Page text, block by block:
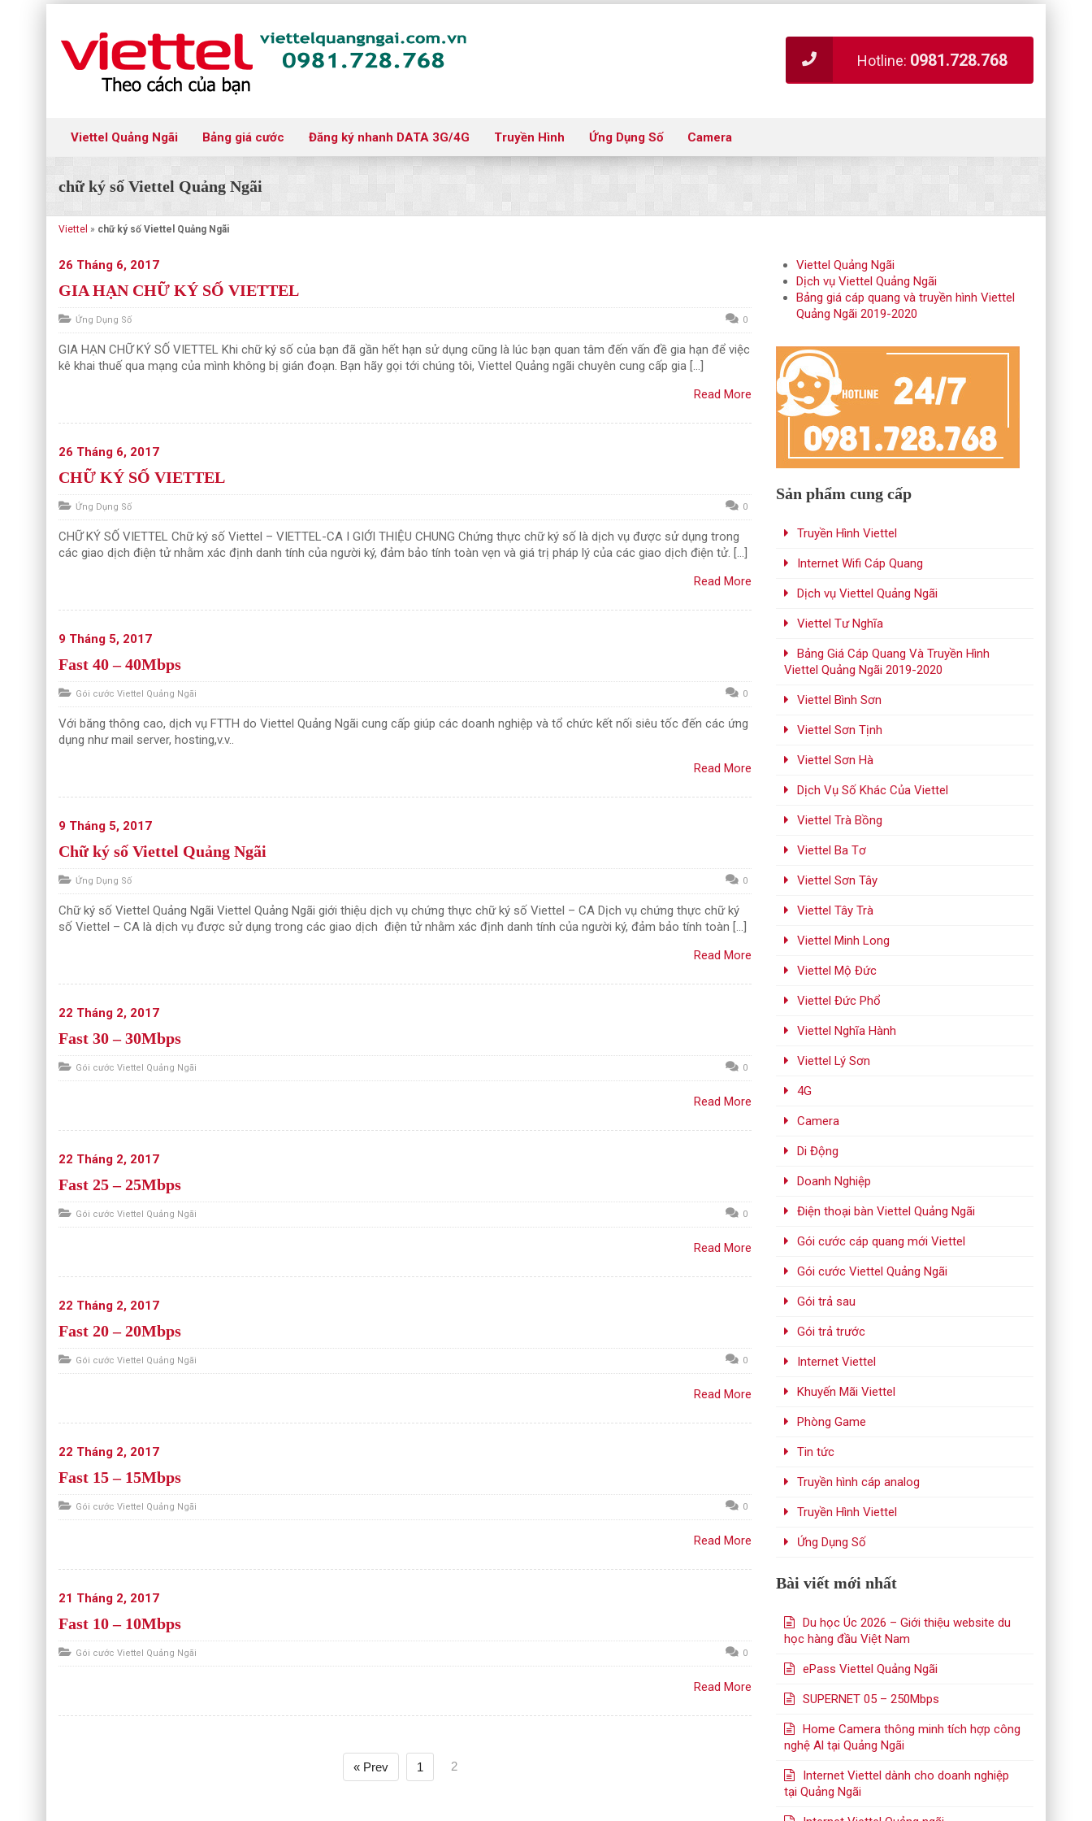
Hotline: 0981.728.768
Viettel Quảng Ngãi Bảng giá cước Đăng ký nhanh DATA 3G/4G Truyền Hình Ứng Dụng Số Camera
chữ ký số Viettel Quảng Ngãi
Viettel » chữ ký số Viettel Quảng Ngãi
26 Tháng 6, 2017
GIA HẠN CHỮ KÝ SỐ VIETTEL
Ứng Dụng Số 0
GIA HẠN CHỮ KÝ SỐ VIETTEL Khi chữ ký số của bạn đã gần hết hạn sử dụng cũng là lúc bạn quan tâm đến vấn đề gia hạn để việc
kê khai thuế qua mạng của mình không bị gián đoạn. Bạn hãy gọi tới chúng tôi, Viettel Quảng ngãi chuyên cung cấp gia […]
Read More
26 Tháng 6, 2017
CHỮ KÝ SỐ VIETTEL
Ứng Dụng Số 0
CHỮ KÝ SỐ VIETTEL Chữ ký số Viettel – VIETTEL-CA I GIỚI THIỆU CHUNG Chứng thực chữ ký số là dịch vụ được sử dụng trong
các giao dịch điện tử nhằm xác định danh tính của người ký, đảm bảo tính toàn vẹn và giá trị pháp lý của các giao dịch điện tử. […]
Read More
9 Tháng 5, 2017
Fast 40 – 40Mbps
Gói cước Viettel Quảng Ngãi 0
Với băng thông cao, dịch vụ FTTH do Viettel Quảng Ngãi cung cấp giúp các doanh nghiệp và tổ chức kết nối siêu tốc đến các ứng
dụng như mail server, hosting,v.v..
Read More
9 Tháng 5, 2017
Chữ ký số Viettel Quảng Ngãi
Ứng Dụng Số 0
Chữ ký số Viettel Quảng Ngãi Viettel Quảng Ngãi giới thiệu dịch vụ chứng thực chữ ký số Viettel – CA Dịch vụ chứng thực chữ ký
số Viettel – CA là dịch vụ được sử dụng trong các giao dịch điện tử nhằm xác định danh tính của người ký, đảm bảo tính toàn […]
Read More
22 Tháng 2, 2017
Fast 30 – 30Mbps
Gói cước Viettel Quảng Ngãi 0
Read More
22 Tháng 2, 2017
Fast 25 – 25Mbps
Gói cước Viettel Quảng Ngãi 0
Read More
22 Tháng 2, 2017
Fast 20 – 20Mbps
Gói cước Viettel Quảng Ngãi 0
Read More
22 Tháng 2, 2017
Fast 15 – 15Mbps
Gói cước Viettel Quảng Ngãi 0
Read More
21 Tháng 2, 2017
Fast 10 – 10Mbps
Gói cước Viettel Quảng Ngãi 0
Read More
« Prev 1 2
Viettel Quảng Ngãi
Dịch vụ Viettel Quảng Ngãi
Bảng giá cáp quang và truyền hình Viettel
Quảng Ngãi 2019-2020
Sản phẩm cung cấp
Truyền Hình Viettel
Internet Wifi Cáp Quang
Dịch vụ Viettel Quảng Ngãi
Viettel Tư Nghĩa
Bảng Giá Cáp Quang Và Truyền Hình
Viettel Quảng Ngãi 2019-2020
Viettel Bình Sơn
Viettel Sơn Tịnh
Viettel Sơn Hà
Dịch Vụ Số Khác Của Viettel
Viettel Trà Bồng
Viettel Ba Tơ
Viettel Sơn Tây
Viettel Tây Trà
Viettel Minh Long
Viettel Mộ Đức
Viettel Đức Phổ
Viettel Nghĩa Hành
Viettel Lý Sơn
4G
Camera
Di Động
Doanh Nghiệp
Điện thoại bàn Viettel Quảng Ngãi
Gói cước cáp quang mới Viettel
Gói cước Viettel Quảng Ngãi
Gói trả sau
Gói trả trước
Internet Viettel
Khuyến Mãi Viettel
Phòng Game
Tin tức
Truyền hình cáp analog
Truyền Hình Viettel
Ứng Dụng Số
Bài viết mới nhất
Du học Úc 2026 – Giới thiệu website du
học hàng đầu Việt Nam
ePass Viettel Quảng Ngãi
SUPERNET 05 – 250Mbps
Home Camera thông minh tích hợp công
nghệ Al tại Quảng Ngãi
Internet Viettel dành cho doanh nghiệp
tại Quảng Ngãi